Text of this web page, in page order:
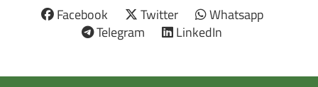
Facebook
Twitter
Whatsapp
Telegram
LinkedIn